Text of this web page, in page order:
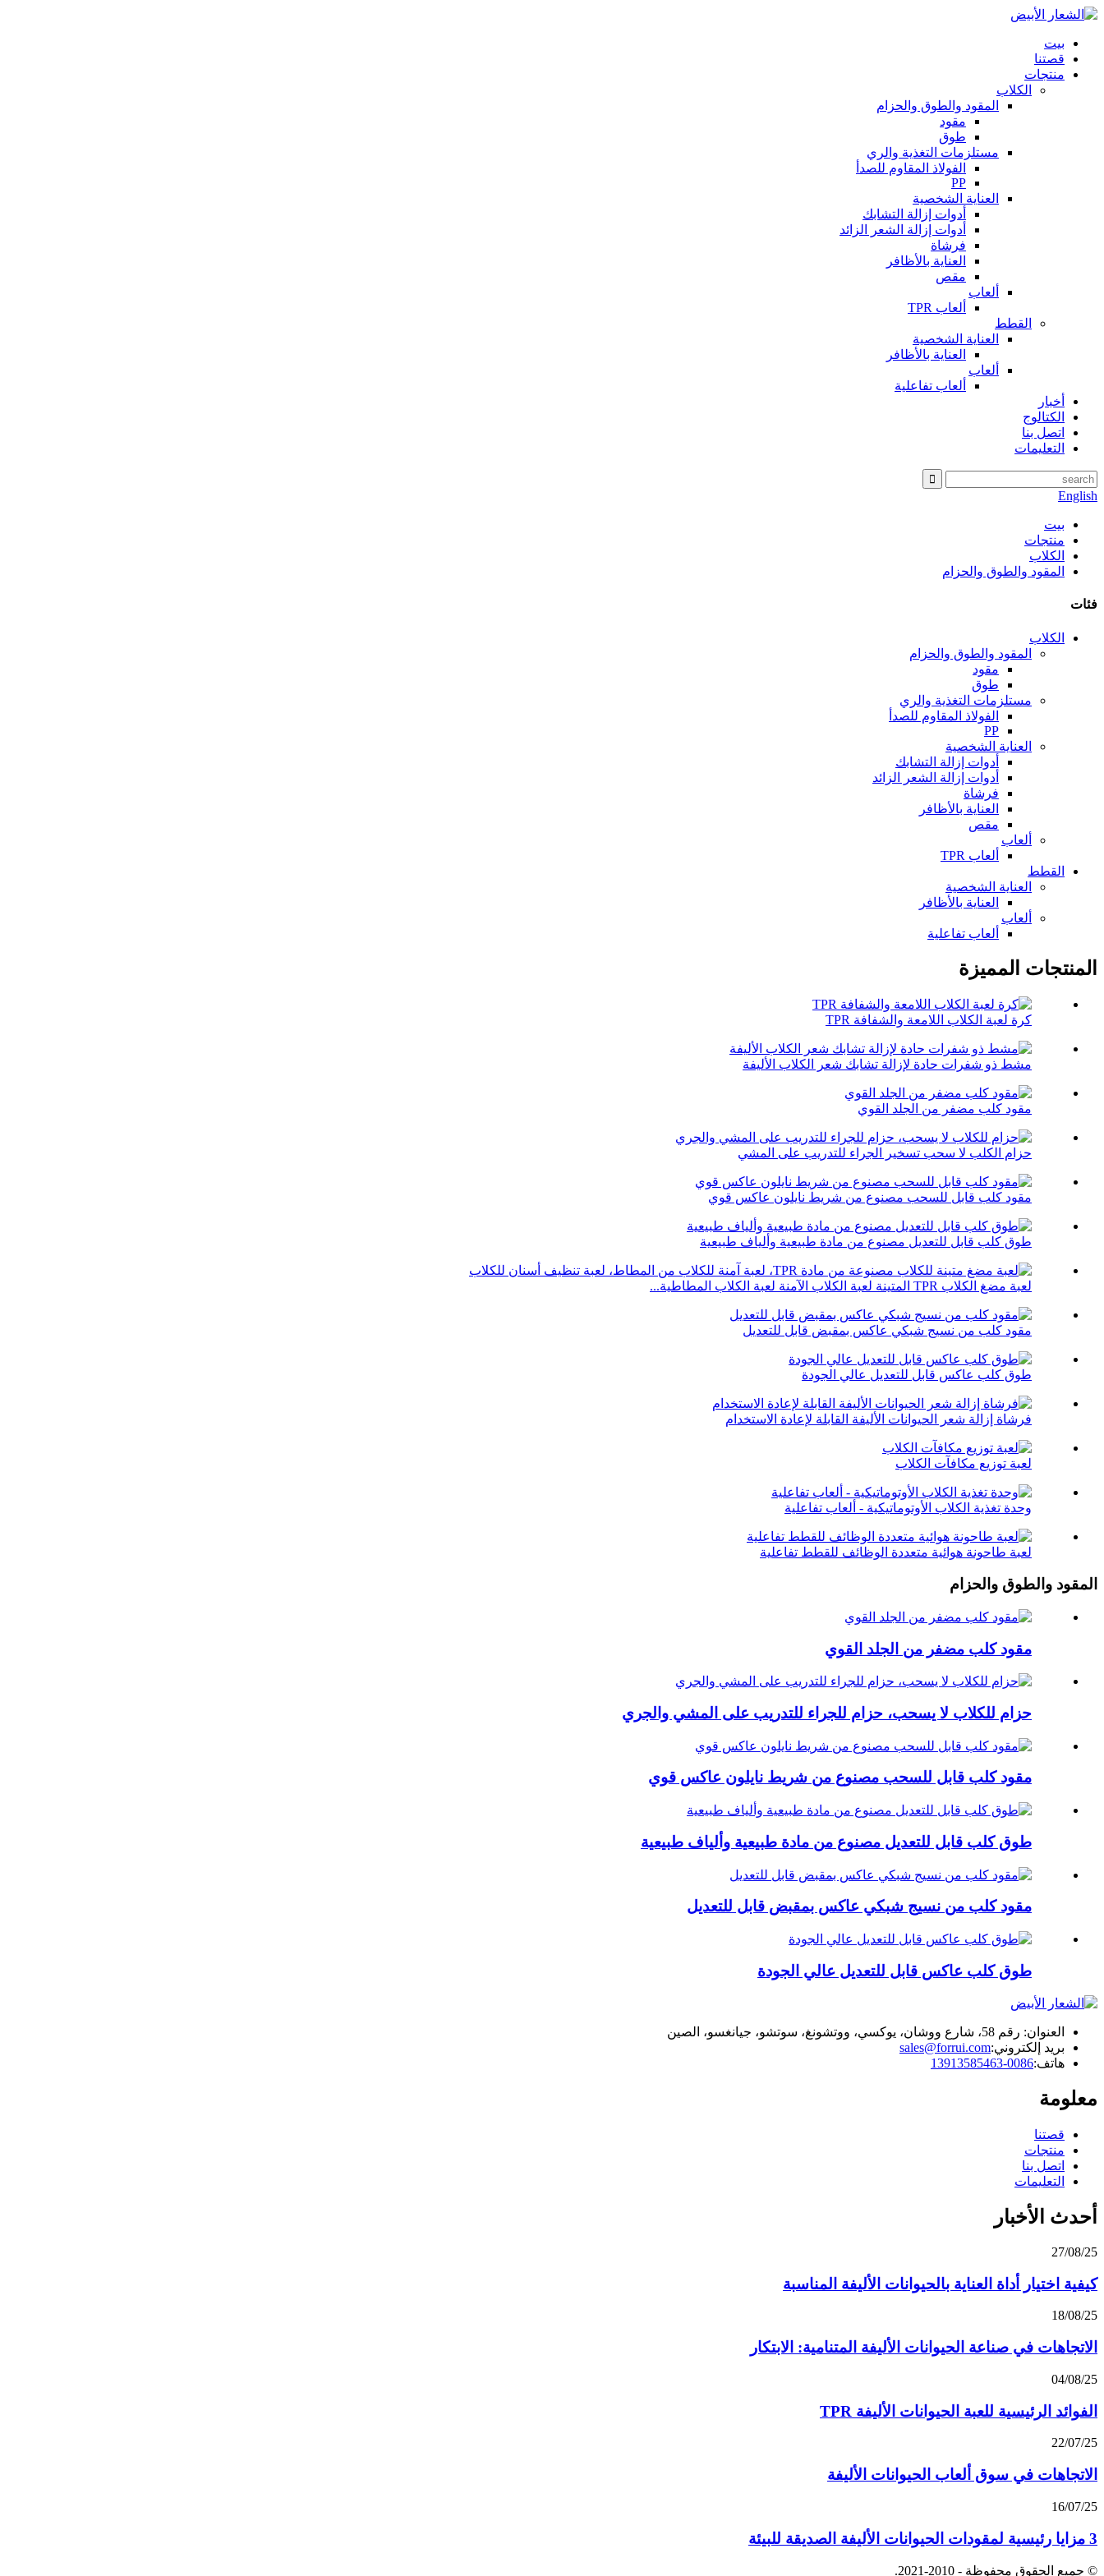
بيت
قصتنا
منتجات
الكلاب
المقود والطوق والحزام
مقود
طوق
مستلزمات التغذية والري
الفولاذ المقاوم للصدأ
PP
العناية الشخصية
أدوات إزالة التشابك
أدوات إزالة الشعر الزائد
فرشاة
العناية بالأظافر
مقص
ألعاب
ألعاب TPR
القطط
العناية الشخصية
العناية بالأظافر
ألعاب
ألعاب تفاعلية
أخبار
الكتالوج
اتصل بنا
التعليمات
English
بيت
منتجات
الكلاب
المقود والطوق والحزام
فئات
الكلاب
المقود والطوق والحزام
مقود
طوق
مستلزمات التغذية والري
الفولاذ المقاوم للصدأ
PP
العناية الشخصية
أدوات إزالة التشابك
أدوات إزالة الشعر الزائد
فرشاة
العناية بالأظافر
مقص
ألعاب
ألعاب TPR
القطط
العناية الشخصية
العناية بالأظافر
ألعاب
ألعاب تفاعلية
المنتجات المميزة
كرة لعبة الكلاب اللامعة والشفافة TPR
مشط ذو شفرات حادة لإزالة تشابك شعر الكلاب الأليفة
مقود كلب مضفر من الجلد القوي
حزام الكلب لا سحب تسخير الجراء للتدريب على المشي
مقود كلب قابل للسحب مصنوع من شريط نايلون عاكس قوي
طوق كلب قابل للتعديل مصنوع من مادة طبيعية وألياف طبيعية
لعبة مضغ الكلاب TPR المتينة لعبة الكلاب الآمنة لعبة الكلاب المطاطية...
مقود كلب من نسيج شبكي عاكس بمقبض قابل للتعديل
طوق كلب عاكس قابل للتعديل عالي الجودة
فرشاة إزالة شعر الحيوانات الأليفة القابلة لإعادة الاستخدام
لعبة توزيع مكافآت الكلاب
وحدة تغذية الكلاب الأوتوماتيكية - ألعاب تفاعلية
لعبة طاحونة هوائية متعددة الوظائف للقطط تفاعلية
المقود والطوق والحزام
مقود كلب مضفر من الجلد القوي
حزام للكلاب لا يسحب، حزام للجراء للتدريب على المشي والجري
مقود كلب قابل للسحب مصنوع من شريط نايلون عاكس قوي
طوق كلب قابل للتعديل مصنوع من مادة طبيعية وألياف طبيعية
مقود كلب من نسيج شبكي عاكس بمقبض قابل للتعديل
طوق كلب عاكس قابل للتعديل عالي الجودة
العنوان: رقم 58، شارع ووشان، يوكسي، ووتشونغ، سوتشو، جيانغسو، الصين
بريد إلكتروني:sales@forrui.com
هاتف:0086-13913585463
معلومة
قصتنا
منتجات
اتصل بنا
التعليمات
أحدث الأخبار
27/08/25
كيفية اختيار أداة العناية بالحيوانات الأليفة المناسبة
18/08/25
الاتجاهات في صناعة الحيوانات الأليفة المتنامية: الابتكار
04/08/25
الفوائد الرئيسية للعبة الحيوانات الأليفة TPR
22/07/25
الاتجاهات في سوق ألعاب الحيوانات الأليفة
16/07/25
3 مزايا رئيسية لمقودات الحيوانات الأليفة الصديقة للبيئة
© جميع الحقوق محفوظة - 2010-2021.